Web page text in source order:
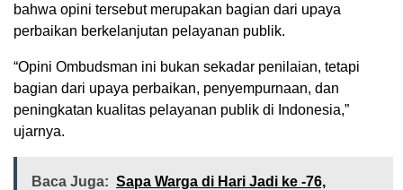
bahwa opini tersebut merupakan bagian dari upaya
perbaikan berkelanjutan pelayanan publik.
“Opini Ombudsman ini bukan sekadar penilaian, tetapi
bagian dari upaya perbaikan, penyempurnaan, dan
peningkatan kualitas pelayanan publik di Indonesia,”
ujarnya.
Baca Juga: Sapa Warga di Hari Jadi ke -76,